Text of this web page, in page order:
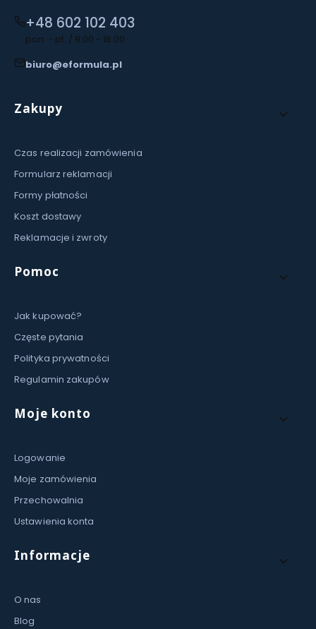
+48 602 102 403
pon. - pt. / 9:00 - 16:00
biuro@eformula.pl
Linki w stopce
Zakupy
Czas realizacji zamówienia
Formularz reklamacji
Formy płatności
Koszt dostawy
Reklamacje i zwroty
Pomoc
Jak kupować?
Częste pytania
Polityka prywatności
Regulamin zakupów
Moje konto
Logowanie
Moje zamówienia
Przechowalnia
Ustawienia konta
Informacje
O nas
Blog